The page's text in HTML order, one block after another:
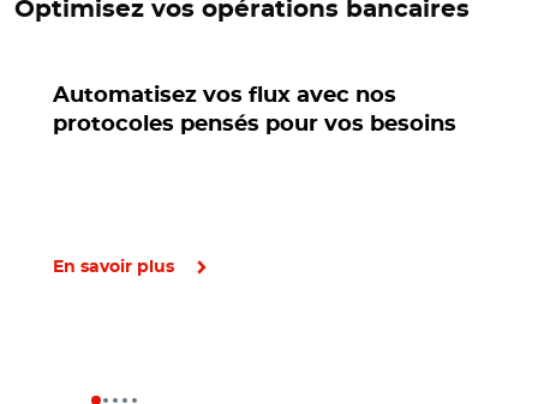
Optimisez vos opérations bancaires
Automatisez vos flux avec nos
protocoles pensés pour vos besoins
En savoir plus